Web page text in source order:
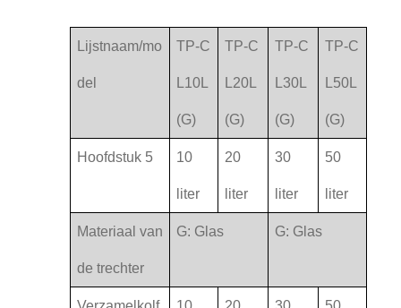
Lijstnaam/mo
del
TP-C
L10L
(G)
TP-C
L20L
(G)
TP-C
L30L
(G)
TP-C
L50L
(G)
Hoofdstuk 5 10
liter
20
liter
30
liter
50
liter
Materiaal van
de trechter
G: Glas G: Glas